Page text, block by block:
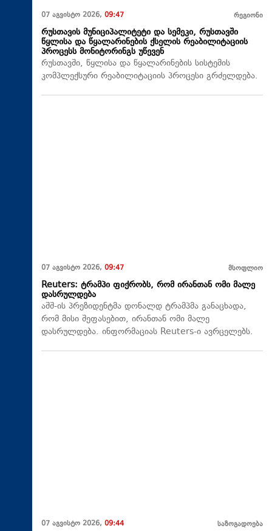
07 აგვისტო 2026, 09:47 რეგიონი
რუსთავის მუნიციპალიტეტი და სემეკი, რუსთავში
წყლისა და წყალარინების ქსელის რეაბილიტაციის
პროცესს მონიტორინგს უწევენ
რუსთავში, წყლისა და წყალარინების სისტემის
კომპლექსური რეაბილიტაციის პროცესი გრძელდება.
07 აგვისტო 2026, 09:47 მსოფლიო
Reuters: ტრამპი ფიქრობს, რომ ირანთან ომი მალე
დასრულდება
აშშ-ის პრეზიდენტმა დონალდ ტრამპმა განაცხადა,
რომ მისი შეფასებით, ირანთან ომი მალე
დასრულდება. ინფორმაციას Reuters-ი ავრცელებს.
07 აგვისტო 2026, 09:44 საზოგადოება